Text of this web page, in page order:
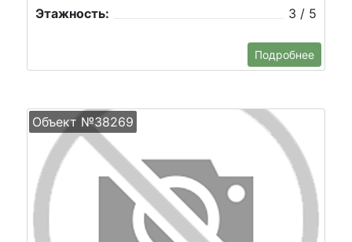
Этажность:
3 / 5
Подробнее
Объект №38269